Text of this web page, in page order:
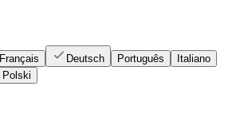
Français Deutsch Português
Italiano
Polski